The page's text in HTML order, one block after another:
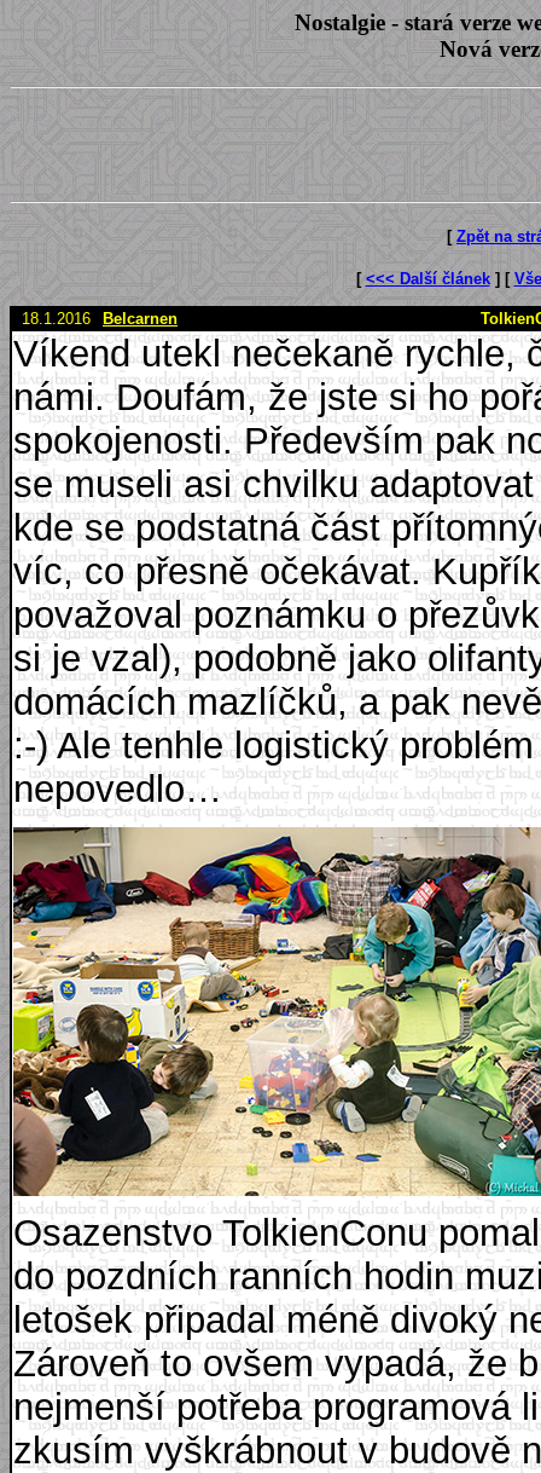
Nostalgie - stará verze
Nová
[ Zpět na
[ <<< Další článek] [
18.1.2016 Belcarnen
Víkend utekl nečekaně rychle,
námi. Doufám, že jste si ho
spokojenosti. Především pak
se museli asi chvilku
kde se podstatná část
víc, co přesně očekávat.
považoval poznámku o
si je vzal), podobně jako
domácích mazlíčků, a pak
:-) Ale tenhle logistický
nepovedlo…
Osazenstvo TolkienConu
do pozdních ranních hodin
letošek připadal méně divoký
Zároveň to ovšem vypadá, že
nejmenší potřeba programová
zkusím vyškrábnout v budově